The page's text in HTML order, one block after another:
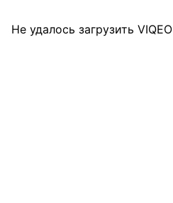
Не удалось загрузить VIQEO